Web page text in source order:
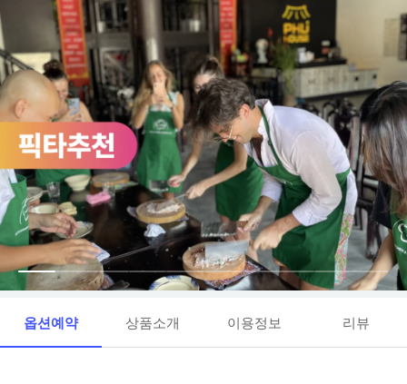
옵션예약 상품소개 이용정보 리뷰